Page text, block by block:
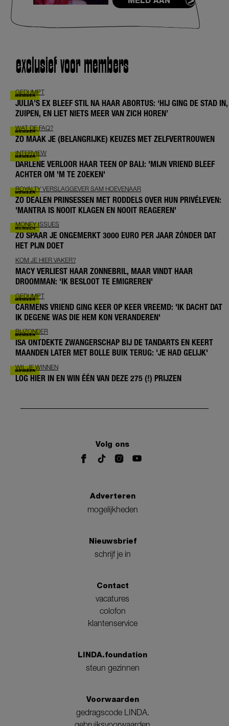
exclusief voor members
GEDUMPT
JULIA’S EX BLEEF STIL NA HAAR ABORTUS: ‘HIJ GING DE STAD IN,
ZUIPEN, EN LIET NIETS MEER VAN ZICH HOREN’
WAT DE FAQ?
ZO MAAK JE (BELANGRIJKE) KEUZES MET ZELFVERTROUWEN
INTERVIEW
DARLENE VERLOOR HAAR TEEN OP BALI: 'MIJN VRIEND BLEEF
ACHTER OM 'M TE ZOEKEN'
ROYALTY VERSLAGGEVER SAM HOEVENAAR
ZO DEALEN PRINSESSEN MET RODDELS OVER HUN PRIVÉLEVEN:
'MANTRA IS NOOIT KLAGEN EN NOOIT REAGEREN'
MONEY ISSUES
ZO SPAAR JE ONGEMERKT 3000 EURO PER JAAR ZÓNDER DAT
HET PIJN DOET
KOM JE HIER VAKER?
MACY VERLIEST HAAR ZONNEBRIL, MAAR VINDT HAAR
DROOMMAN: 'IK BESLOOT TE EMIGREREN'
GEDUMPT
CARMENS VRIEND GING KEER OP KEER VREEMD: 'IK DACHT DAT
IK DEGENE WAS DIE HEM KON VERANDEREN'
BIJZONDER
ISA ONTDEKTE ZWANGERSCHAP BIJ DE TANDARTS EN KEERT
MAANDEN LATER MET BOLLE BUIK TERUG: 'JE HAD GELIJK'
WIL JE WINNEN
LOG HIER IN EN WIN ÉÉN VAN DEZE 275 (!) PRIJZEN
Volg ons
Adverteren
mogelijkheden
Nieuwsbrief
schrijf je in
Contact
vacatures
colofon
klantenservice
LINDA.foundation
steun gezinnen
Voorwaarden
gedragscode LINDA.